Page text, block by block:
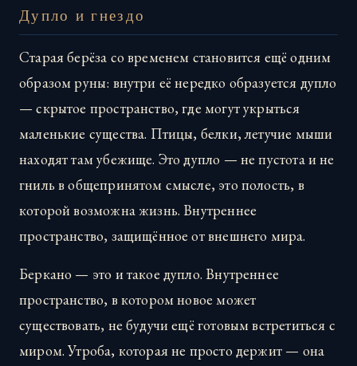
Дупло и гнездо
Старая берёза со временем становится ещё одним
образом руны: внутри её нередко образуется дупло
— скрытое пространство, где могут укрыться
маленькие существа. Птицы, белки, летучие мыши
находят там убежище. Это дупло — не пустота и не
гниль в общепринятом смысле, это полость, в
которой возможна жизнь. Внутреннее
пространство, защищённое от внешнего мира.
Беркано — это и такое дупло. Внутреннее
пространство, в котором новое может
существовать, не будучи ещё готовым встретиться с
миром. Утроба, которая не просто держит — она